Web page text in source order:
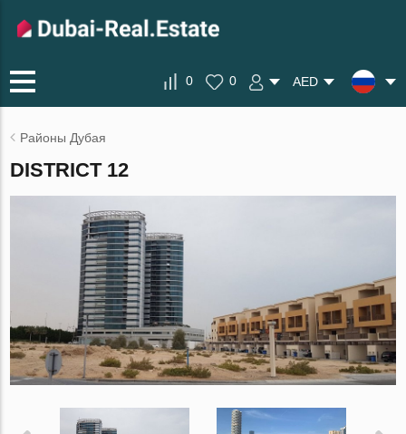
0 0 AED
Районы Дубая
DISTRICT 12